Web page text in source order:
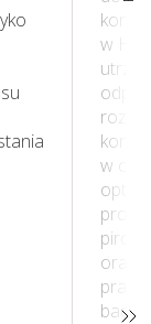
w HM
w celu
oraz
prac